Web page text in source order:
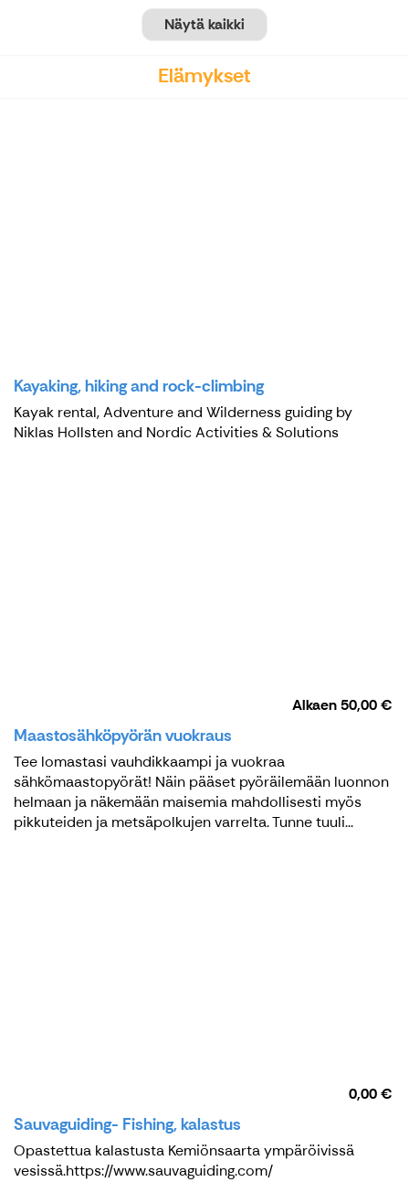
Näytä kaikki
Elämykset
Kayaking, hiking and rock-climbing
Kayak rental, Adventure and Wilderness guiding by
Niklas Hollsten and Nordic Activities & Solutions
Alkaen50,00 €
Maastosähköpyörän vuokraus
Tee lomastasi vauhdikkaampi ja vuokraa
sähkömaastopyörät! Näin pääset pyöräilemään luonnon
helmaan ja näkemään maisemia mahdollisesti myös
pikkuteiden ja metsäpolkujen varrelta. Tunne tuuli...
0,00 €
Sauvaguiding- Fishing, kalastus
Opastettua kalastusta Kemiönsaarta ympäröivissä
vesissä.https://www.sauvaguiding.com/